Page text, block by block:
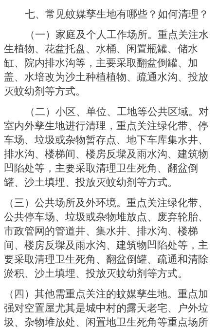
七、常见蚊媒孳生地有哪些？如何清理？
（一）家庭及个人工作场所。 重点关注水
生植物、花盆托盘、水桶、闲置瓶罐、储水
缸、院内排水沟等，主要采取翻盆倒罐、加
盖、水培改为沙土种植植物、疏通水沟、投放
灭蚊幼剂等方式。
（二）小区、单位、工地等公共区域。 对
室内外孳生地进行清理，重点关注绿化带、停
车场、垃圾或杂物暂存点、地下车库集水井、
排水沟、楼梯间、楼房反墚及雨水沟、建筑物
凹陷处等，主要采取清理卫生死角、翻盆倒
罐、沙土填埋、投放灭蚊幼剂等方式。
（三）公共场所及外环境。 重点关注绿化带、
公共停车场、垃圾或杂物堆放点、废弃轮胎、
市政管网的管道井、集水井、排水沟、楼梯
间、楼房反墚及雨水沟、建筑物凹陷处等，主
要采取清理卫生死角、翻盆倒罐、疏通和清除
淤积、沙土填埋、投放灭蚊幼剂等方式。
（四）其他需重点关注的蚊媒孳生地。 重点加
强对空置屋尤其是城中村的露天老宅、户外垃
圾、杂物堆放处、闲置地卫生死角等重点场所